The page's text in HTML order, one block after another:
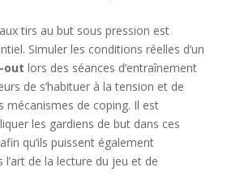
tirs au but sous pression est
Simuler les conditions réelles d’un
out lors des séances d’entraînement
de s’habituer à la tension et de
mécanismes de coping. Il est
les gardiens de but dans ces
qu’ils puissent également
l’art de la lecture du jeu et de